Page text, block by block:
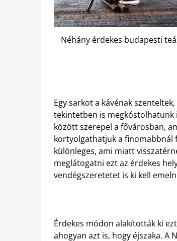
Néhány érdekes budapesti
Egy sarkot a kávénak
tekintetben is megkóstolhatunk
között szerepel a fővárosban,
kortyolgathatjuk a finomabbnál
különleges, ami miatt
meglátogatni ezt az érdekes
vendégszeretetet is ki kell
Érdekes módon alakították ki
ahogyan azt is, hogy éjszaka. A